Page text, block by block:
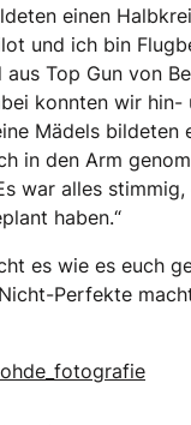
einen
und ich bin
Top Gun von
konnten wir hin-
Mädels bildeten
in den Arm
war alles
haben.“
es wie es euch
Perfekte